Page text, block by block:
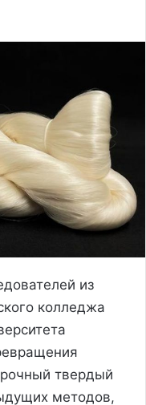
из
колледжа
твердый
методов,